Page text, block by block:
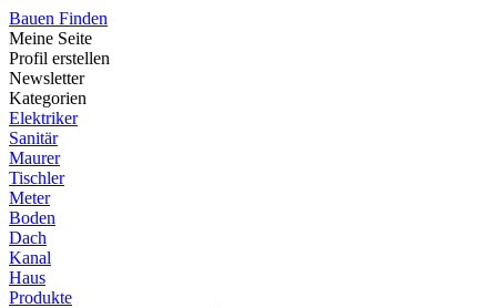
Bauen Finden
Meine Seite
Profil erstellen
Newsletter
Kategorien
Elektriker
Sanitär
Maurer
Tischler
Meter
Boden
Dach
Kanal
Haus
Produkte